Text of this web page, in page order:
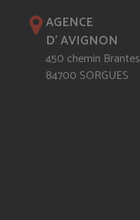
AGENCE
D' AVIGNON
450 chemin Brantes
84700 SORGUES